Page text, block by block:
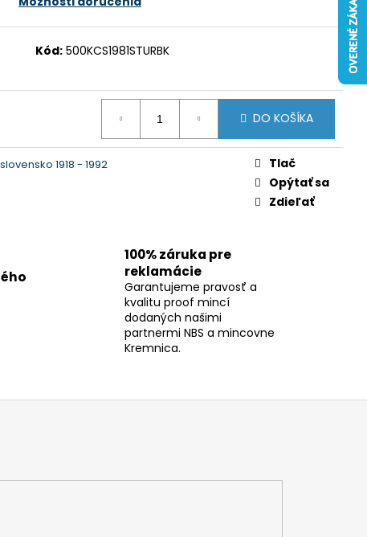
Kód: 500KCS1981STURBK
DO KOŠÍKA
1918 - 1992
Tlač
Opýtať sa
Zdieľať
100% záruka pre
reklamácie
Garantujeme pravosť a
kvalitu proof mincí
dodaných našimi
partnermi NBS a mincovne
Kremnica.